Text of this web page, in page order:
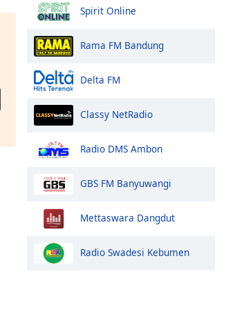
Spirit Online
Rama FM Bandung
Delta FM
Classy NetRadio
Radio DMS Ambon
GBS FM Banyuwangi
Mettaswara Dangdut
Radio Swadesi Kebumen